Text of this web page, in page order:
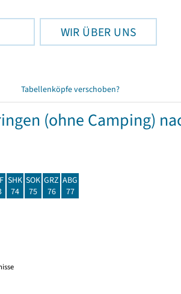
WIR ÜBER UNS
Tabellenköpfe verschoben?
(ohne Camping)
SHK
74
SOK
75
GRZ
76
ABG
77